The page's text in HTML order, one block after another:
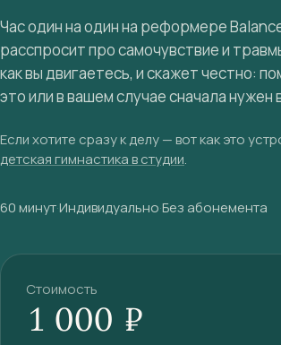
Час один на один на реформере
расспросит про самочувствие и
как вы двигаетесь, и скажет честно:
это или в вашем случае сначала нужен
Если хотите сразу к делу — вот как это
детская гимнастика в студии.
60 минут·Индивидуально·Без абонемента
Стоимость
1 000 ₽